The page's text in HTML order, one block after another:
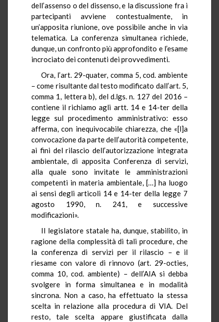
dell’assenso o del dissenso, e la discussione fra i
partecipanti avviene contestualmente, in
un’apposita riunione, ove possibile anche in via
telematica. La conferenza simultanea richiede,
dunque, un confronto più approfondito e l’esame
incrociato dei contenuti dei provvedimenti.
Ora, l’art. 29-quater, comma 5, cod. ambiente
– come risultante dal testo modificato dall’art. 5,
comma 1, lettera b), del d.lgs. n. 127 del 2016 –
contiene il richiamo agli artt. 14 e 14-ter della
legge sul procedimento amministrativo: esso
afferma, con inequivocabile chiarezza, che «[l]a
convocazione da parte dell’autorità competente,
ai fini del rilascio dell’autorizzazione integrata
ambientale, di apposita Conferenza di servizi,
alla quale sono invitate le amministrazioni
competenti in materia ambientale, […] ha luogo
ai sensi degli articoli 14 e 14-ter della legge 7
agosto 1990, n. 241, e successive
modificazioni».
Il legislatore statale ha, dunque, stabilito, in
ragione della complessità di tali procedure, che
la conferenza di servizi per il rilascio – e il
riesame con valore di rinnovo (art. 29-octies,
comma 10, cod. ambiente) – dell’AIA si debba
svolgere in forma simultanea e in modalità
sincrona. Non a caso, ha effettuato la stessa
scelta in relazione alla procedura di VIA. Del
resto, tale scelta appare giustificata dalla